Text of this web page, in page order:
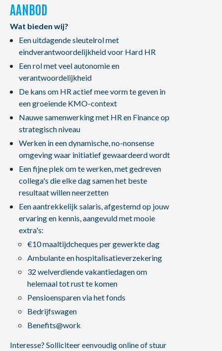
AANBOD
Wat bieden wij?
Een uitdagende sleutelrol met
eindverantwoordelijkheid voor Hard HR
Een rol met veel autonomie en
verantwoordelijkheid
De kans om HR actief mee vorm te geven in
een groeiende KMO-context
Nauwe samenwerking met HR en Finance op
strategisch niveau
Werken in een dynamische, no-nonsense
omgeving waar initiatief gewaardeerd wordt
Een fijne plek om te werken, met gedreven
collega's die elke dag samen het beste
resultaat willen neerzetten
Een aantrekkelijk salaris, afgestemd op jouw
ervaring en kennis, aangevuld met mooie
extra's:
€10 maaltijdcheques per gewerkte dag
Ambulante en hospitalisatieverzekering
32 welverdiende vakantiedagen om
helemaal tot rust te komen
Pensioensparen via het fonds
Bedrijfswagen
Benefits@work
Interesse? Solliciteer eenvoudig online of stuur